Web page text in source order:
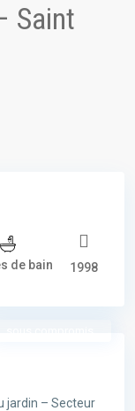
Saint
de bain 1998
jardin – Secteur